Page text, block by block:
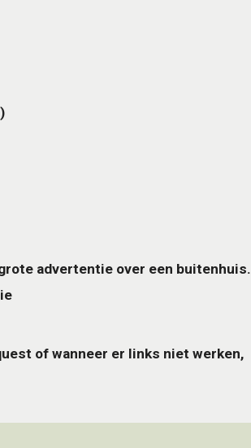
advertentie over een buitenhuis.
of wanneer er links niet werken,